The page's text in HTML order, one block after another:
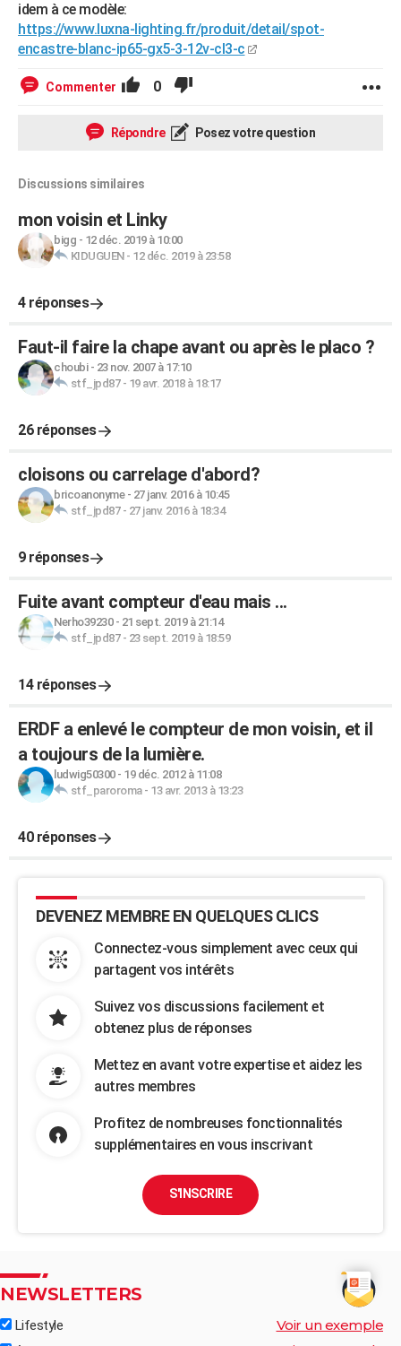
idem à ce modèle:
https://www.luxna-lighting.fr/produit/detail/spot-
encastre-blanc-ip65-gx5-3-12v-cl3-c
Commenter 0
Répondre Posez votre question
Discussions similaires
mon voisin et Linky
bigg - 12 déc. 2019 à 10:00
KIDUGUEN- 12 déc. 2019 à 23:58
4 réponses
Faut-il faire la chape avant ou après le placo ?
choubi- 23 nov. 2007 à 17:10
stf_jpd87- 19 avr. 2018 à 18:17
26 réponses
cloisons ou carrelage d'abord?
bricoanonyme- 27 janv. 2016 à 10:45
stf_jpd87- 27 janv. 2016 à 18:34
9 réponses
Fuite avant compteur d'eau mais ...
Nerho39230- 21 sept. 2019 à 21:14
stf_jpd87- 23 sept. 2019 à 18:59
14 réponses
ERDF a enlevé le compteur de mon voisin, et il
a toujours de la lumière.
ludwig50300- 19 déc. 2012 à 11:08
stf_paroroma- 13 avr. 2013 à 13:23
40 réponses
DEVENEZ MEMBRE EN QUELQUES CLICS
Connectez-vous simplement avec ceux qui
partagent vos intérêts
Suivez vos discussions facilement et
obtenez plus de réponses
Mettez en avant votre expertise et aidez les
autres membres
Profitez de nombreuses fonctionnalités
supplémentaires en vous inscrivant
S'INSCRIRE
NEWSLETTERS
Lifestyle Voir un exemple